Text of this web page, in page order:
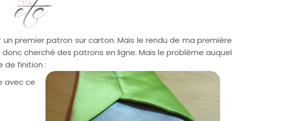
premier patron sur carton. Mais le rendu de ma première
cherché des patrons en ligne. Mais le problème auquel
de finition :
avec ce